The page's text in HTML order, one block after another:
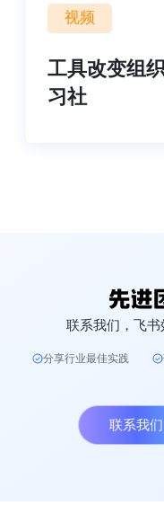
视频
工具改变组
习社
联系我们，飞
分享行业最佳实践
联系我们